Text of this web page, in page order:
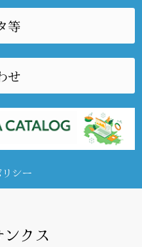
等
せ
シー
クス